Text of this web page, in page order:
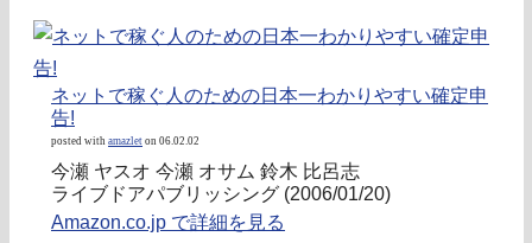
ネットで稼ぐ人のための日本一わかりやすい確定申
告!
posted with amazlet on 06.02.02
今瀬 ヤスオ 今瀬 オサム 鈴木 比呂志
ライブドアパブリッシング (2006/01/20)
Amazon.co.jp で詳細を見る